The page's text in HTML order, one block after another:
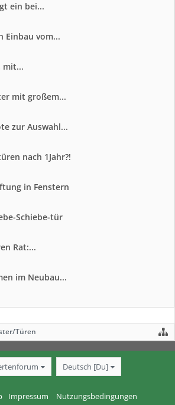
ein bei...
Einbau vom...
mit...
mit großem...
zur Auswahl...
nach 1Jahr?!
in Fenstern
Schiebe-tür
Rat:...
im Neubau...
Türen
Deutsch [Du]
Impressum Nutzungsbedingungen